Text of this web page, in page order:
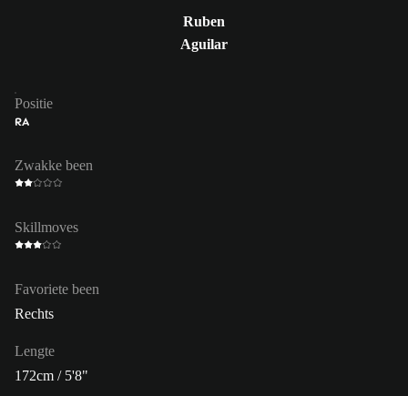
Ruben
Aguilar
Positie
RA
Zwakke been
Skillmoves
Favoriete been
Rechts
Lengte
172cm / 5'8"